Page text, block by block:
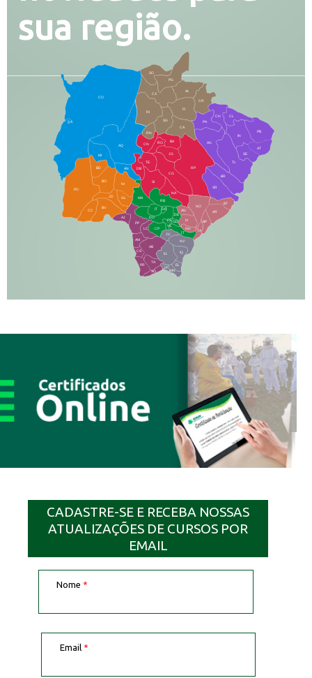
sua região.
CO
AQ
MI
AN
CX
RI
AL
CR
FI
SG
BA
CA
PA
CH CL
PB
SE
TL
AG
BR
SR
BT
AR
RP
RO
JG
CG
SI
NA
TA
NH
JT
RB
MA
IT
DR
DO
CP
JU
NV
IQ
EL
BD
BO
NI
JD
PO
BV
CC
PP
AJ
LC
AM
AB
JP
DB
TE
CS
PR
TA
SQ
IG
MN
IN
NO
BP
RN
CN
GL
AN
IV
FS
VC
GD
DE
AT
PG
SO
LA
CADASTRE-SE E RECEBA NOSSAS
ATUALIZAÇÕES DE CURSOS POR
EMAIL
Nome *
Email *